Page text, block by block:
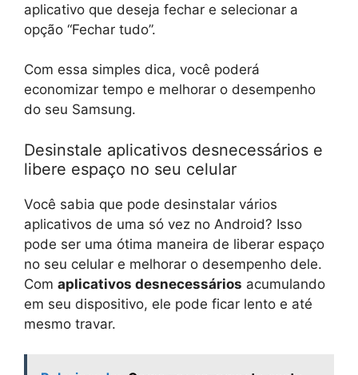
aplicativo que deseja fechar e selecionar a
opção “Fechar tudo”.
Com essa simples dica, você poderá
economizar tempo e melhorar o desempenho
do seu Samsung.
Desinstale aplicativos desnecessários e
libere espaço no seu celular
Você sabia que pode desinstalar vários
aplicativos de uma só vez no Android? Isso
pode ser uma ótima maneira de liberar espaço
no seu celular e melhorar o desempenho dele.
Com aplicativos desnecessários acumulando
em seu dispositivo, ele pode ficar lento e até
mesmo travar.